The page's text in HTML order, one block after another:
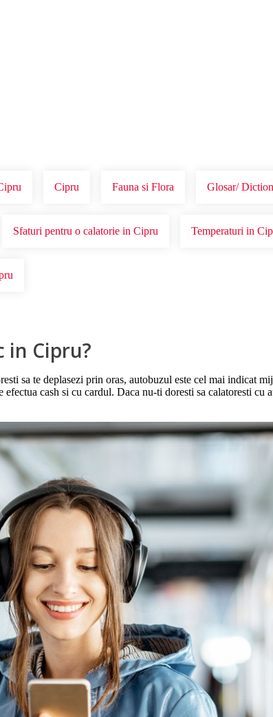
Cipru Fauna si Flora Glosar/
Sfaturi pentru o calatorie in Cipru Temperaturi in
in Cipru?
sa te deplasezi prin oras, autobuzul este cel mai indicat
efectua cash si cu cardul. Daca nu-ti doresti sa calatoresti